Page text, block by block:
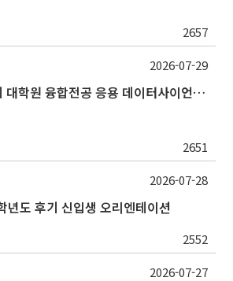
2657
2026학년도 2학기 대학원 융합전공 응용 데이터사이언스 선발 계획 알림
2651
2026-07-29
년도 후기 신입생 오리엔테이션
2552
2026-07-28
2026-07-27